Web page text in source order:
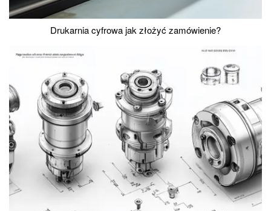
Drukarnia cyfrowa jak złożyć zamówienie?